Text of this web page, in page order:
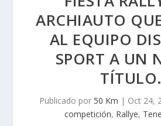
ARCHIAUTO
AL EQUIPO
SPORT A UN
TÍTULO.
Publicado por 50 Km | Oct 24,
competición, Rallye,